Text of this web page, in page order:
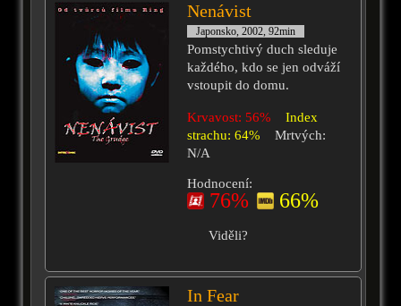
Nenávist
Japonsko, 2002, 92min
Pomstychtivý duch sleduje
každého, kdo se jen odváží
vstoupit do domu.
Krvavost: 56%
Index
strachu: 64%
Mrtvých:
N/A
Hodnocení:
76% 66%
Viděli?
In Fear